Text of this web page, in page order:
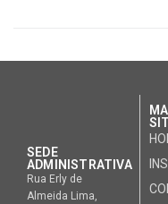
SEDE
ADMINISTRATIVA
Rua Erly de
Almeida Lima,